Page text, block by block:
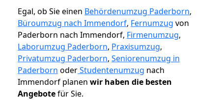
Egal, ob Sie einen Behördenumzug Paderborn,
Büroumzug nach Immendorf, Fernumzug von
Paderborn nach Immendorf, Firmenumzug,
Laborumzug Paderborn, Praxisumzug,
Privatumzug Paderborn, Seniorenumzug in
Paderborn oderStudentenumzug nach
Immendorf planen wir haben die besten
Angebotefür Sie.